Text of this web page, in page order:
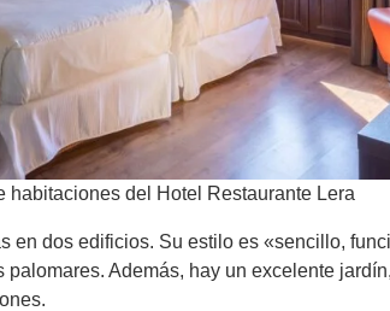
habitaciones del Hotel Restaurante Lera
en dos edificios. Su estilo es «sencillo,
Además, hay un excelente